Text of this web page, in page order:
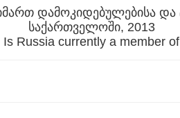
დამოკიდებულებისა და
საქართველოში, 2013
Is Russia currently a member